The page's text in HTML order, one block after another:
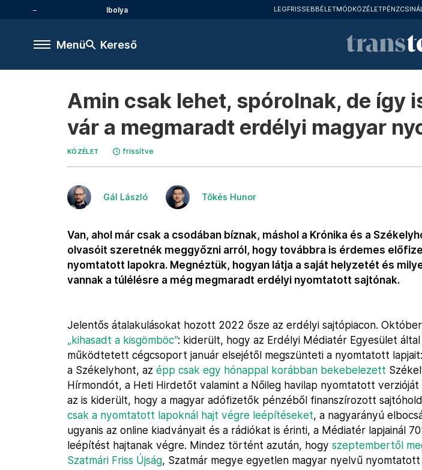
Ibolya LEGFRISSEBBÉLETMÓDKÖZÉLET
Menü Kereső
Amin csak lehet, spórolnak, de így
vár a megmaradt erdélyi magyar
KÖZÉLET frissítve
Gál László Tőkés Hunor
Van, ahol már csak a csodában bíznak, máshol a Krónika és a
olvasóit szeretnék meggyőzni arról, hogy továbbra is érdemes
nyomtatott lapokra. Megnéztük, hogyan látja a saját helyzetét és
vannak a túlélésre a még megmaradt erdélyi nyomtatott sajtónak.
Jelentős átalakulásokat hozott 2022 ősze az erdélyi sajtópiacon.
„kihasadt a kisgömböc”: kiderült, hogy az Erdélyi Médiatér Egyesület által
működtetett cégcsoport január elsejétől megszünteti a nyomtatott
a Székelyhont, az épp csak egy hónappal korábban bekebelezett
Hírmondót, a Heti Hirdetőt valamint a Nőileg havilap nyomtatott verzióját
az is kiderült, hogy a magyar adófizetők pénzéből finanszírozott
csak a nyomtatott lapoknál hajt végre leépítéseket, a nagyarányú
ugyanis az online kiadványait és a rádiókat is érinti, a Médiatér lapjainál
leépítést hajtanak végre. Mindez történt azután, hogy szeptembertől
Szatmári Friss Újság, Szatmár megye egyetlen magyar nyelvű nyomtatott